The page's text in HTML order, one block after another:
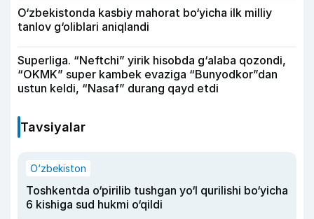
O‘zbekistonda kasbiy mahorat bo‘yicha ilk milliy
tanlov g‘oliblari aniqlandi
Superliga. “Neftchi” yirik hisobda g‘alaba qozondi,
“OKMK” super kambek evaziga “Bunyodkor”dan
ustun keldi, “Nasaf” durang qayd etdi
Tavsiyalar
O‘zbekiston
Toshkentda o‘pirilib tushgan yo‘l qurilishi bo‘yicha
6 kishiga sud hukmi o‘qildi